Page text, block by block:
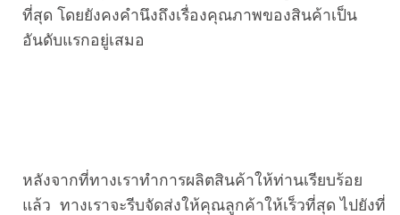
ที่สุด โดยยังคงคำนึงถึงเรื่องคุณภาพของสินค้าเป็น
อันดับแรกอยู่เสมอ
หลังจากที่ทางเราทำการผลิตสินค้าให้ท่านเรียบร้อย
แล้ว ทางเราจะรีบจัดส่งให้คุณลูกค้าให้เร็วที่สุด ไปยังที่